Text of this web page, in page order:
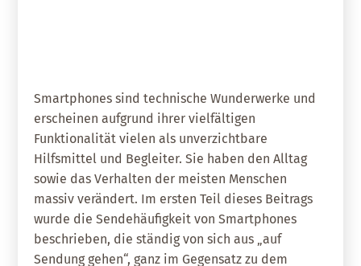
Smartphones sind technische Wunderwerke und
erscheinen aufgrund ihrer vielfältigen
Funktionalität vielen als unverzichtbare
Hilfsmittel und Begleiter. Sie haben den Alltag
sowie das Verhalten der meisten Menschen
massiv verändert. Im ersten Teil dieses Beitrags
wurde die Sendehäufigkeit von Smartphones
beschrieben, die ständig von sich aus „auf
Sendung gehen“, ganz im Gegensatz zu dem